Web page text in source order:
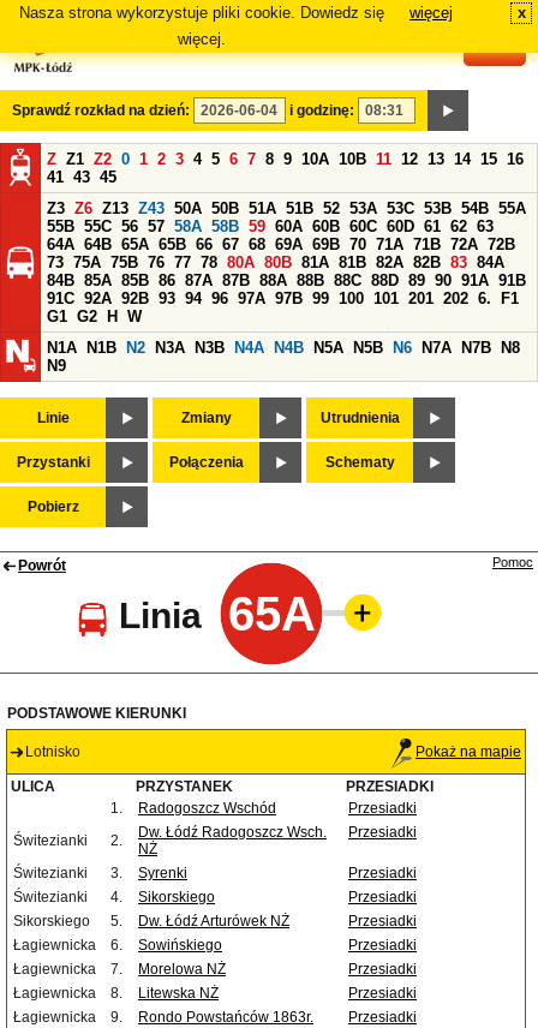
Nasza strona wykorzystuje pliki cookie. Dowiedz się
więcej.
więcej x
Sprawdź rozkład na dzień: i godzinę:
Z Z1 Z2 0 1 2 3 4 5 6 7 8 9 10A 10B 11 12 13 14 15 16
41 43 45
Z3 Z6 Z13 Z43 50A 50B 51A 51B 52 53A 53C 53B 54B 55A
55B 55C 56 57 58A 58B 59 60A 60B 60C 60D 61 62 63
64A 64B 65A 65B 66 67 68 69A 69B 70 71A 71B 72A 72B
73 75A 75B 76 77 78 80A 80B 81A 81B 82A 82B 83 84A
84B 85A 85B 86 87A 87B 88A 88B 88C 88D 89 90 91A 91B
91C 92A 92B 93 94 96 97A 97B 99 100 101 201 202 6.
F1
G1 G2 H
W
N1A
N1B N2 N3A N3B N4A N4B N5A N5B N6 N7A N7B
N8
N9
Linie Zmiany Utrudnienia
Przystanki Połączenia Schematy
Pobierz
Powrót
Linia 65A
Pomoc
PODSTAWOWE KIERUNKI
Lotnisko Pokaż na mapie
ULICA PRZYSTANEK
PRZESIADKI
1.
Radogoszcz Wschód
Przesiadki
Świtezianki
2.
Dw. Łódź Radogoszcz Wsch.
NŻ
Przesiadki
Świtezianki 3. Syrenki
Przesiadki
Świtezianki
4. Sikorskiego
Przesiadki
Sikorskiego
5. Dw. Łódź Arturówek NŻ
Przesiadki
Łagiewnicka
6. Sowińskiego
Przesiadki
Łagiewnicka
7. Morelowa NŻ
Przesiadki
Łagiewnicka
8. Litewska NŻ
Przesiadki
Łagiewnicka
9. Rondo Powstańców 1863r.
Przesiadki